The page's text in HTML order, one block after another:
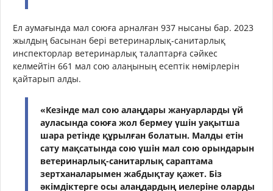
Ел аумағында мал союға арналған 937 нысаны бар. 2023
жылдың басынан бері ветеринарлық-санитарлық
инспекторлар ветеринарлық талаптарға сәйкес
келмейтін 661 мал сою алаңының есептік нөмірлерін
қайтарып алды.
«Кезінде мал сою алаңдары жануарларды үй
ауласында союға жол бермеу үшін уақытша
шара ретінде құрылған болатын. Малды етін
сату мақсатында сою үшін мал сою орындарын
ветеринарлық-санитарлық сараптама
зертханаларымен жабдықтау қажет. Біз
әкімдіктерге осы алаңдардың иелеріне оларды